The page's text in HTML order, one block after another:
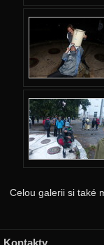
Celou galerii si také
Pondělí: Aréna
Pondělí:
Úterý: Dlouhý
Úterý: Střední
Úterý: Krátký
Středa: Útěk
Středa: Hra s
Čtrtek: Selfie